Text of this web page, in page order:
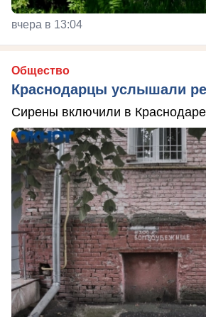
вчера в 13:04
Общество
Краснодарцы услышали
Сирены включили в Краснодаре